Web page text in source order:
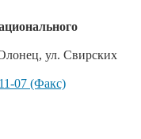
ул. Свирских
07 (Факс)